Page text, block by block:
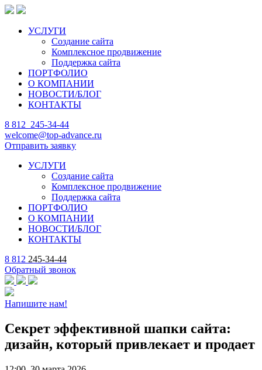
УСЛУГИ
Создание сайта
Комплексное продвижение
Поддержка сайта
ПОРТФОЛИО
О КОМПАНИИ
НОВОСТИ/БЛОГ
КОНТАКТЫ
8 812 245-34-44
welcome@top-advance.ru
Отправить заявку
УСЛУГИ
Создание сайта
Комплексное продвижение
Поддержка сайта
ПОРТФОЛИО
О КОМПАНИИ
НОВОСТИ/БЛОГ
КОНТАКТЫ
8 812 245-34-44
Обратный звонок
Напишите нам!
Секрет эффективной шапки сайта:
дизайн, который привлекает и продает